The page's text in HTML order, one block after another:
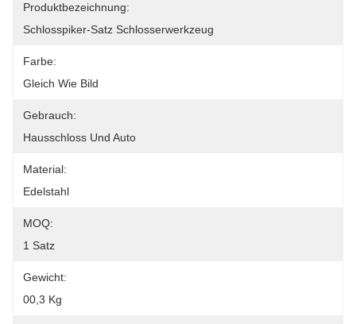
Produktbezeichnung:
Schlosspiker-Satz Schlosserwerkzeug
Farbe:
Gleich Wie Bild
Gebrauch:
Hausschloss Und Auto
Material:
Edelstahl
MOQ:
1 Satz
Gewicht:
00,3 Kg